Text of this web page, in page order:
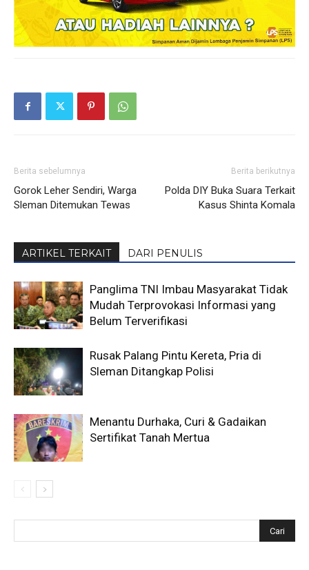
Berita sebelumnya
Gorok Leher Sendiri, Warga
Sleman Ditemukan Tewas
Berita berikutnya
Polda DIY Buka Suara Terkait
Kasus Shinta Komala
ARTIKEL TERKAIT DARI PENULIS
Panglima TNI Imbau Masyarakat Tidak
Mudah Terprovokasi Informasi yang
Belum Terverifikasi
Rusak Palang Pintu Kereta, Pria di
Sleman Ditangkap Polisi
Menantu Durhaka, Curi & Gadaikan
Sertifikat Tanah Mertua